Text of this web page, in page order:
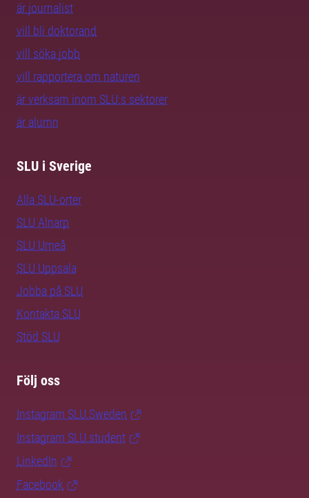
är journalist
vill bli doktorand
vill söka jobb
vill rapportera om naturen
är verksam inom SLU:s sektorer
är alumn
SLU i Sverige
Alla SLU-orter
SLU Alnarp
SLU Umeå
SLU Uppsala
Jobba på SLU
Kontakta SLU
Stöd SLU
Följ oss
Instagram SLU.Sweden
Instagram SLU.student
LinkedIn
Facebook